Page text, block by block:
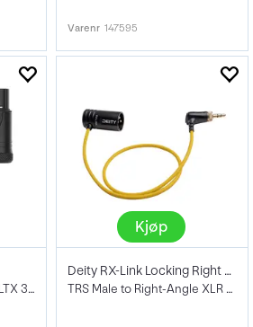
Varenr 147595
Lemo to XLR Cable for DLTX 30cm
Kjøp
Deity RX-Link Locking Right Angle 3.5mm
TRS Male to Right-Angle XLR Male Cable